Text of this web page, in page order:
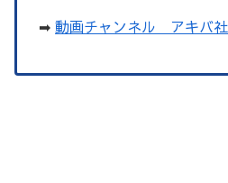
➡ 動画チャンネル アキバ